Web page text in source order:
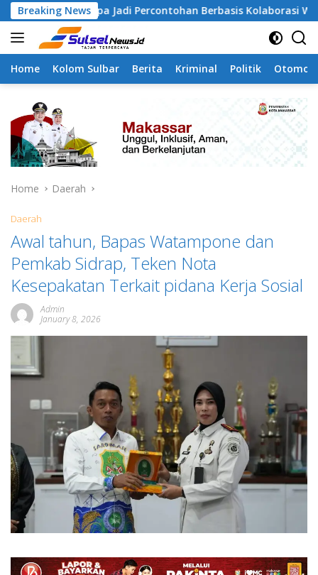
Skip
to
content
Breaking News
Jadi Percontohan Berbasis Kolaborasi Warga
Home Kolom Sulbar Berita Kriminal Politik
Home Daerah
Daerah
Awal tahun, Bapas Watampone dan
Pemkab Sidrap, Teken Nota
Kesepakatan Terkait pidana Kerja Sosial
Admin
January 8, 2026